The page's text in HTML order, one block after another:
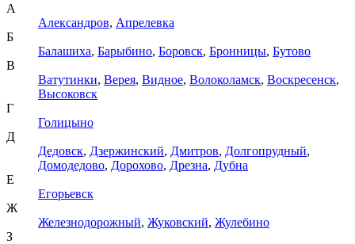
А
Александров, Апрелевка
Б
Балашиха, Барыбино, Боровск, Бронницы, Бутово
В
Ватутинки, Верея, Видное, Волоколамск, Воскресенск,
Высоковск
Г
Голицыно
Д
Дедовск, Дзержинский, Дмитров, Долгопрудный,
Домодедово, Дорохово, Дрезна, Дубна
Е
Егорьевск
Ж
Железнодорожный, Жуковский, Жулебино
З